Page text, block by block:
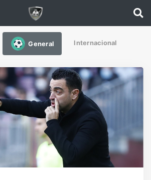
General Internacional